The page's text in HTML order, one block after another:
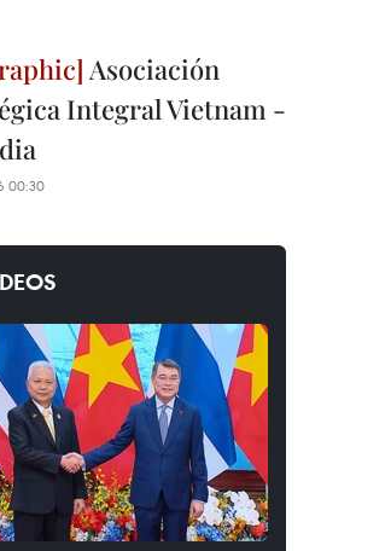
Asociación
Integral Vietnam -
00:30